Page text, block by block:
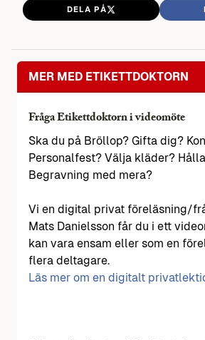
DELA PÅ
MER MED ETIKETTDOKTORN
Fråga Etikettdoktorn i videomöte
Ska du på Bröllop? Gifta dig?
Personalfest? Välja kläder?
Begravning med mera?
Vi en digital privat föreläsning/
Mats Danielsson får du i ett
kan vara ensam eller som en
flera deltagare.
Läs mer om en digitalt